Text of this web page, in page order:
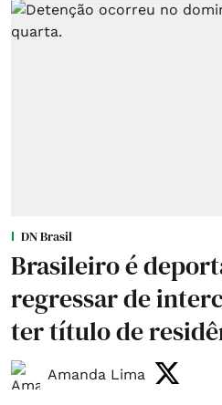
DN Brasil
Brasileiro é
regressar de
ter título de
Amanda Lima